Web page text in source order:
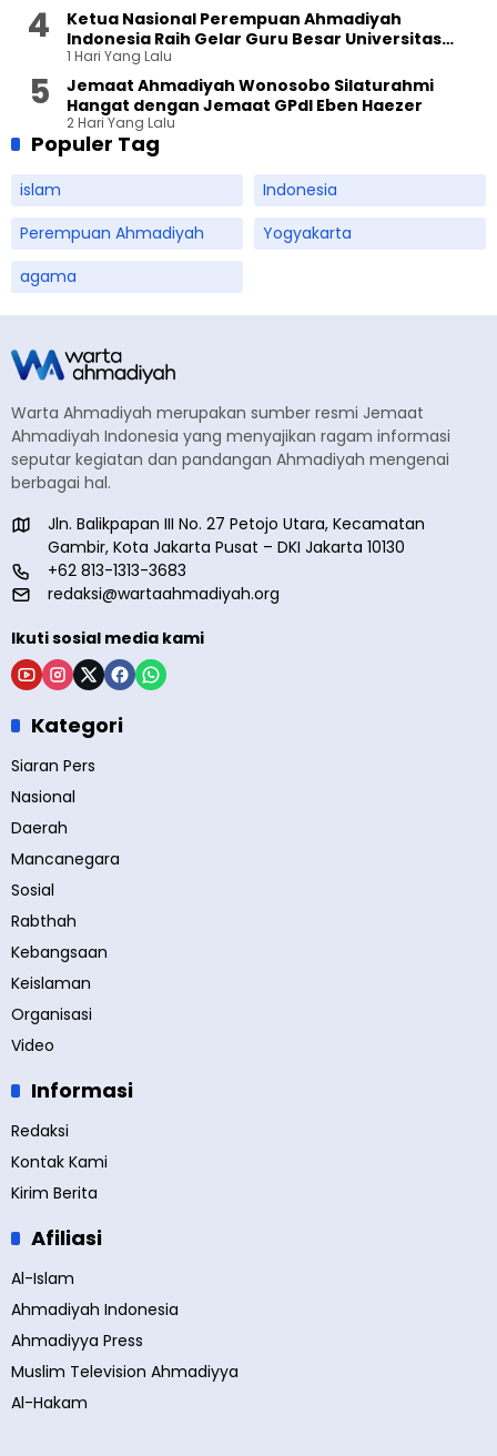
Ketua Nasional Perempuan Ahmadiyah
Indonesia Raih Gelar Guru Besar Universitas
Terbuka
1 Hari Yang Lalu
Jemaat Ahmadiyah Wonosobo Silaturahmi
Hangat dengan Jemaat GPdI Eben Haezer
2 Hari Yang Lalu
Populer Tag
islam
Indonesia
Perempuan Ahmadiyah
Yogyakarta
agama
Warta Ahmadiyah merupakan sumber resmi Jemaat
Ahmadiyah Indonesia yang menyajikan ragam informasi
seputar kegiatan dan pandangan Ahmadiyah mengenai
berbagai hal.
Jln. Balikpapan III No. 27 Petojo Utara, Kecamatan
Gambir, Kota Jakarta Pusat – DKI Jakarta 10130
+62 813-1313-3683
redaksi@wartaahmadiyah.org
Ikuti sosial media kami
Kategori
Siaran Pers
Nasional
Daerah
Mancanegara
Sosial
Rabthah
Kebangsaan
Keislaman
Organisasi
Video
Informasi
Redaksi
Kontak Kami
Kirim Berita
Afiliasi
Al-Islam
Ahmadiyah Indonesia
Ahmadiyya Press
Muslim Television Ahmadiyya
Al-Hakam